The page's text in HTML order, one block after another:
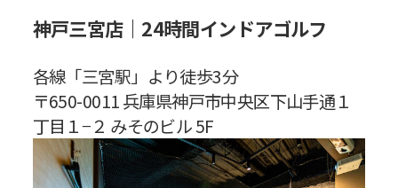
神戸三宮店｜24時間インドアゴルフ
各線「三宮駅」より徒歩3分
〒650-0011 兵庫県神戸市中央区下山手通１
丁目１−２ みそのビル 5F